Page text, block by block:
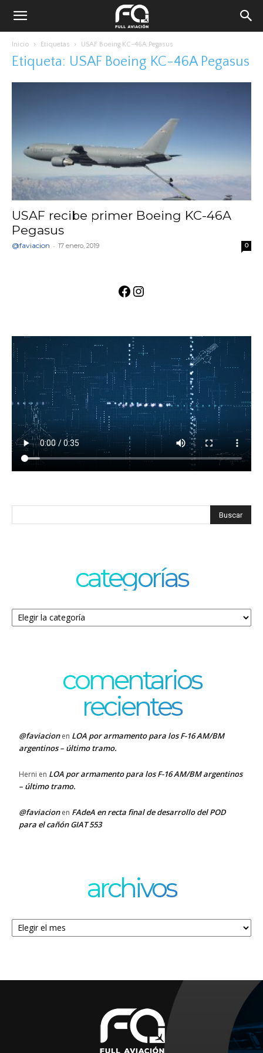
Inicio Etiquetas USAF Boeing KC-46A Pegasus
Etiqueta: USAF Boeing KC-46A Pegasus
USAF recibe primer Boeing KC-46A
Pegasus
@faviacion - 17 enero, 2019 0
Facebook
Instagram
categorías
Categorías
comentarios
recientes
@faviacionen LOA por armamento para los F-16 AM/BM
argentinos – último tramo.
Herni en LOA por armamento para los F-16 AM/BM argentinos
– último tramo.
@faviacionen FAdeA en recta final de desarrollo del POD
para el cañón GIAT 553
archivos
Archivos